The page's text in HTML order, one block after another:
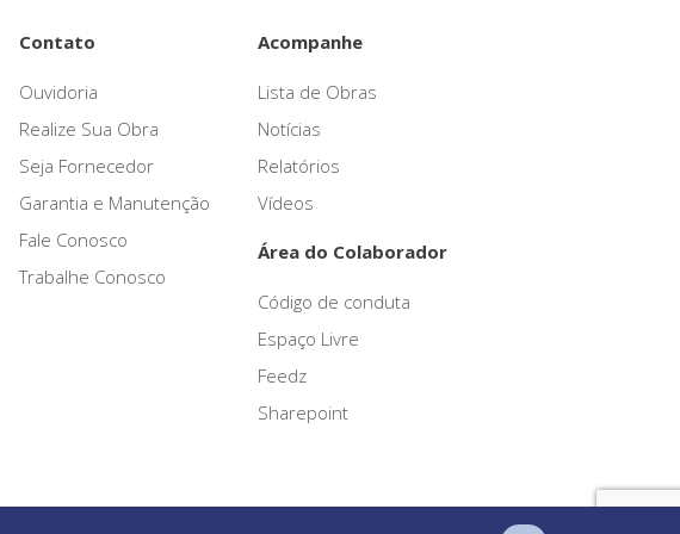
Contato
Ouvidoria
Realize Sua Obra
Seja Fornecedor
Garantia e Manutenção
Fale Conosco
Trabalhe Conosco
Acompanhe
Lista de Obras
Notícias
Relatórios
Vídeos
Área do Colaborador
Código de conduta
Espaço Livre
Feedz
Sharepoint